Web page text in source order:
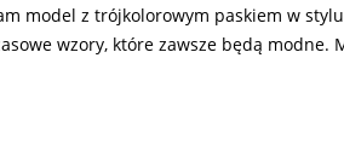
model z trójkolorowym paskiem w
wzory, które zawsze będą modne.